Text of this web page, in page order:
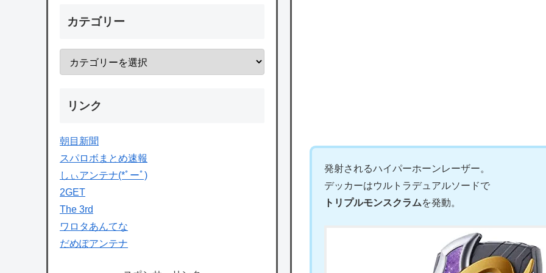
発射されるハイパーホーンレーザー。
デッカーはウルトラデュアルソードで
トリプルモンスクラムを発動。
カテゴリー
リンク
朝目新聞
スパロボまとめ速報
しぃアンテナ(*ﾟーﾟ)
2GET
The 3rd
ワロタあんてな
だめぽアンテナ